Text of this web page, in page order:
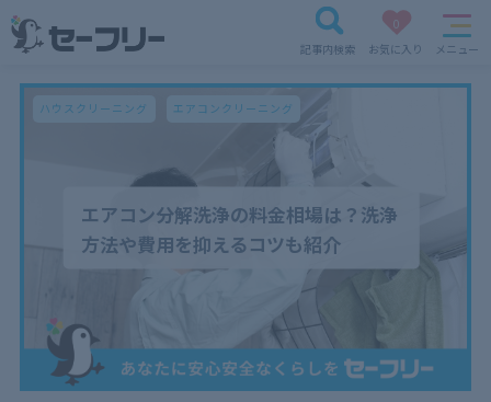
記事内検索
0
お気に入り
メニュー
エアコン分解洗浄の料金相場は？洗浄
方法や費用を抑えるコツも紹介
ハウスクリーニング エアコンクリーニング